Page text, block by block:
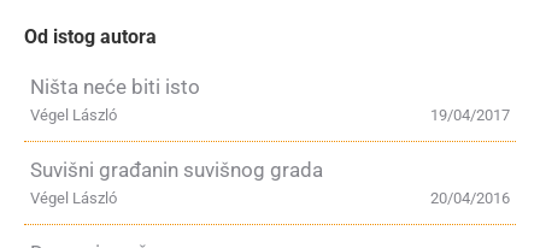
Od istog autora
Ništa neće biti isto
19/04/2017
Végel László
Suvišni građanin suvišnog grada
20/04/2016
Végel László